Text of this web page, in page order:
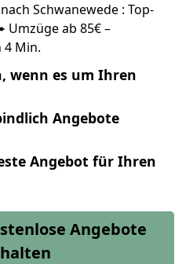
Schwanewede : Top-
ab 85€ –
4 Min.
wenn es um Ihren
Angebote
Angebot für Ihren
Angebote